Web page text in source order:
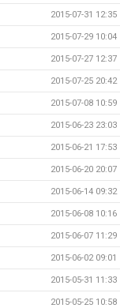
2015-07-31 12:35
2015-07-29 10:04
2015-07-27 12:37
2015-07-25 20:42
2015-07-08 10:59
2015-06-23 23:03
2015-06-21 17:53
2015-06-20 20:07
2015-06-14 09:32
2015-06-08 10:16
2015-06-07 11:29
2015-06-02 09:01
2015-05-31 11:33
2015-05-25 10:58